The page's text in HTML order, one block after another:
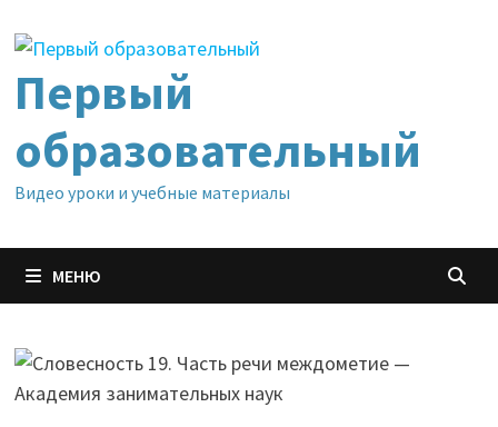
содержимому
Первый
образовательный
Видео уроки и учебные материалы
МЕНЮ